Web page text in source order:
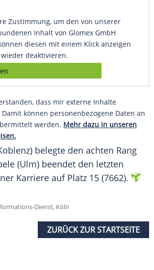
Zustimmung, um den von unserer
Inhalt von Glomex GmbH
diesen mit einem Klick anzeigen
deaktivieren.
dass mir externe Inhalte
können personenbezogene Daten an
werden. Mehr dazu in unseren
belegte den achten Rang
(Ulm) beendet den letzten
Karriere auf Platz 15 (7662).
Dienst, Köln
ZURÜCK ZUR STARTSEITE